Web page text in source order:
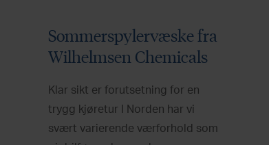
Sommerspylervæske fra
Wilhelmsen Chemicals
Klar sikt er forutsetning for en
trygg kjøretur I Norden har vi
svært varierende værforhold som